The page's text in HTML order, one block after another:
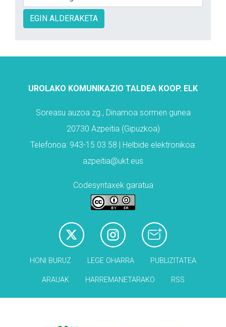
EGIN ALDERAKETA
UROLAKO KOMUNIKAZIO TALDEA KOOP. ELK
Soreasu auzoa zg., Dinamoa sormen gunea
20730 Azpeitia (Gipuzkoa)
Telefonoa: 943-15 03 58 | Helbide elektronikoa:
azpeitia@ukt.eus
Codesyntaxek garatua
HONI BURUZ LEGE OHARRA PUBLIZITATEA
ARAUAK HARREMANETARAKO RSS